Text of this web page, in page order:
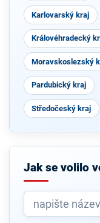
Karlovarský kraj
Královéhradecký
Moravskoslezský
Pardubický kraj
Středočeský kraj
Jak se volilo